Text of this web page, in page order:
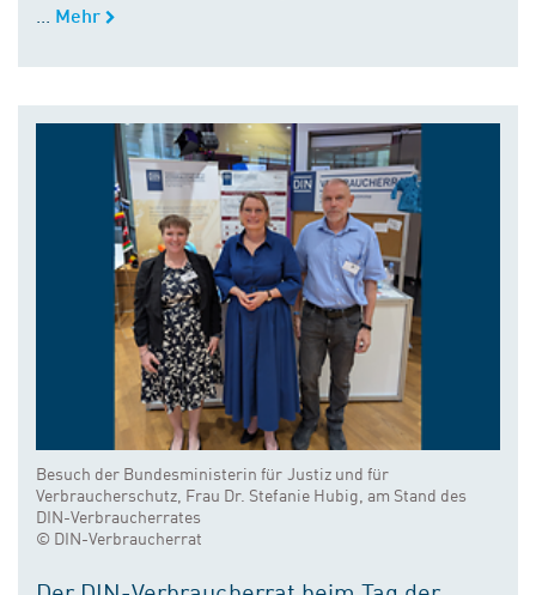
Mehr
Besuch der Bundesministerin für Justiz und für
Verbraucherschutz, Frau Dr. Stefanie Hubig, am Stand des
DIN-Verbraucherrates
© DIN-Verbraucherrat